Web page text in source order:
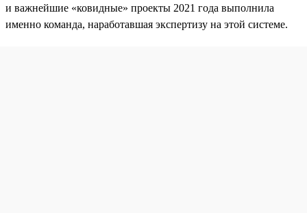
и важнейшие «ковидные» проекты 2021 года выполнила
именно команда, наработавшая экспертизу на этой системе.